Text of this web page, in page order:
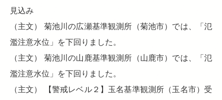
見込み
（主文） 菊池川の広瀬基準観測所（菊池市）では、「氾
濫注意水位」を下回りました。
（主文） 菊池川の山鹿基準観測所（山鹿市）では、「氾
濫注意水位」を下回りました。
（主文） 【警戒レベル２】玉名基準観測所（玉名市）受